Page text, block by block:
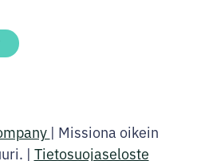
| Missiona oikein
| Tietosuojaseloste